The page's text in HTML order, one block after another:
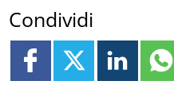
Condividi